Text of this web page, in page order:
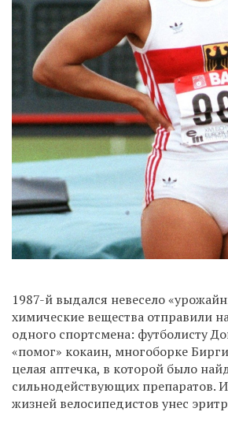
1987-й выдался невесело
химические вещества отправили
одного спортсмена: футболисту
«помог» кокаин, многоборке
целая аптечка, в которой было
сильнодействующих препаратов. И
жизней велосипедистов унес